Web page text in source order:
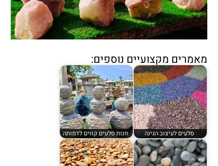
מאמרים מקצועיים נוספים:
סלעים לעיצוב הגינה חנות סלעים קווים לדמותה